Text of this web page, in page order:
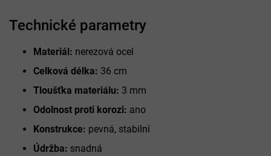
Technické parametry
Materiál: nerezová ocel
Celková délka: 36 cm
Tloušťka materiálu: 3 mm
Odolnost proti korozi: ano
Konstrukce: pevná, stabilní
Údržba: snadná